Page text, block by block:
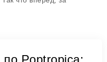
Poptropica: